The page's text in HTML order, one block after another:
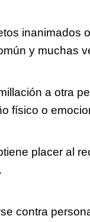
inanimados
y muchas
a otra
físico o
placer al
contra